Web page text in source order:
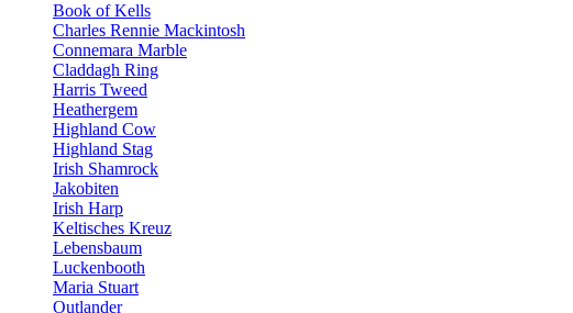
Book of Kells
Charles Rennie Mackintosh
Connemara Marble
Claddagh Ring
Harris Tweed
Heathergem
Highland Cow
Highland Stag
Irish Shamrock
Jakobiten
Irish Harp
Keltisches Kreuz
Lebensbaum
Luckenbooth
Maria Stuart
Outlander